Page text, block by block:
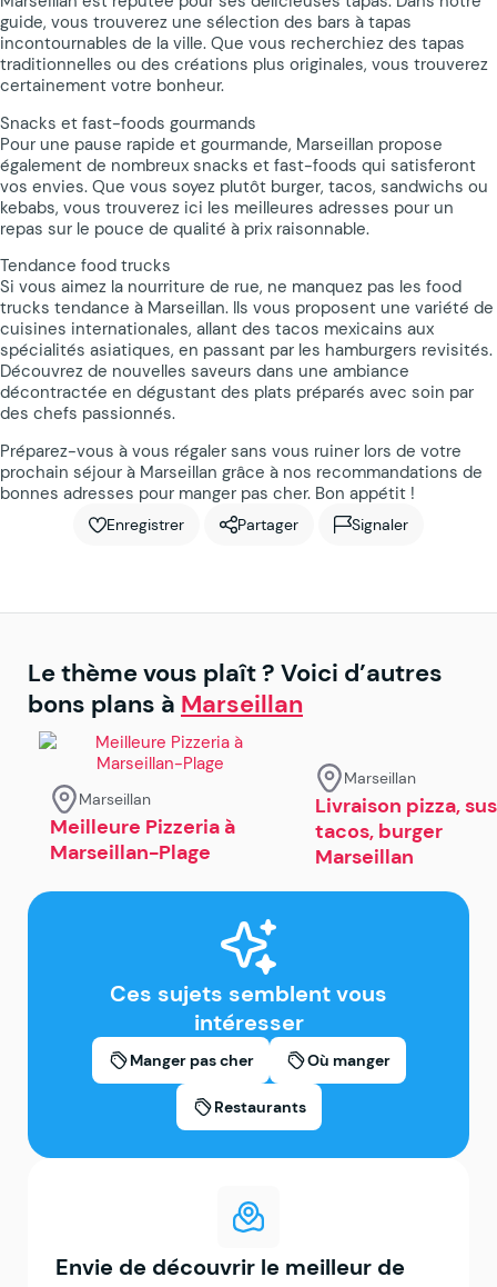
guide, vous trouverez une sélection des bars à tapas
incontournables de la ville. Que vous recherchiez des tapas
traditionnelles ou des créations plus originales, vous trouverez
certainement votre bonheur.
Snacks et fast-foods gourmands
Pour une pause rapide et gourmande, Marseillan propose
également de nombreux snacks et fast-foods qui satisferont
vos envies. Que vous soyez plutôt burger, tacos, sandwichs ou
kebabs, vous trouverez ici les meilleures adresses pour un
repas sur le pouce de qualité à prix raisonnable.
Tendance food trucks
Si vous aimez la nourriture de rue, ne manquez pas les food
trucks tendance à Marseillan. Ils vous proposent une variété de
cuisines internationales, allant des tacos mexicains aux
spécialités asiatiques, en passant par les hamburgers revisités.
Découvrez de nouvelles saveurs dans une ambiance
décontractée en dégustant des plats préparés avec soin par
des chefs passionnés.
Préparez-vous à vous régaler sans vous ruiner lors de votre
prochain séjour à Marseillan grâce à nos recommandations de
bonnes adresses pour manger pas cher. Bon appétit ! ️
Enregistrer Partager Signaler
Le thème vous plaît ? Voici d’autres
bons plans à Marseillan
Marseillan
Meilleure Pizzeria à
Marseillan-Plage
Marseillan
Livraison pizza,
tacos, burger
Marseillan
Ces sujets semblent vous
intéresser
Manger pas cher Où manger
Restaurants
Envie de découvrir le meilleur de